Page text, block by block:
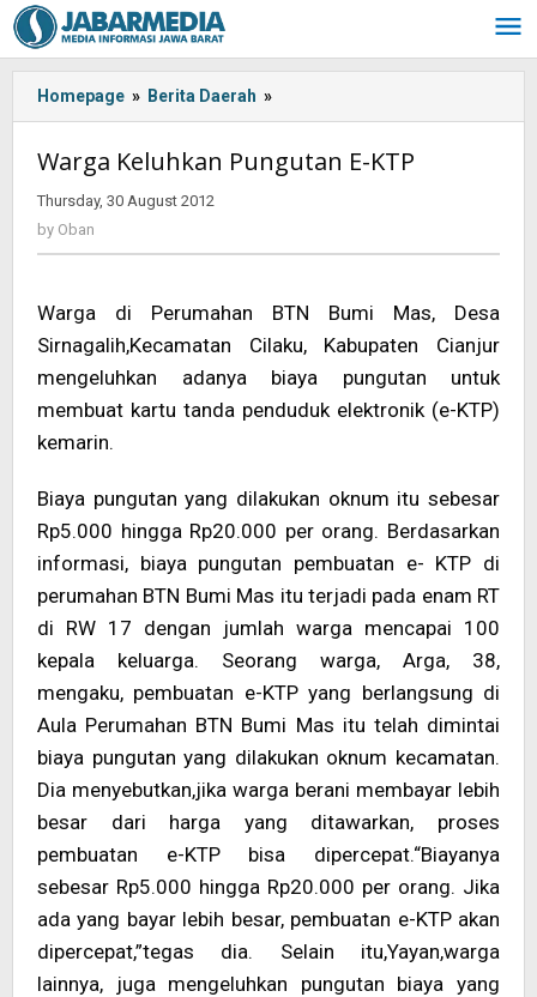
Skip
to
content
Homepage » Berita Daerah »
-:IN-
>Warga
-:-
-
>
Warga Keluhkan Pungutan E-KTP
Thursday, 30 August 2012
by Oban
Warga di Perumahan BTN Bumi Mas, Desa
Sirnagalih,Kecamatan Cilaku, Kabupaten Cianjur
mengeluhkan adanya biaya pungutan untuk
membuat kartu tanda penduduk elektronik (e-KTP)
kemarin.
Biaya pungutan yang dilakukan oknum itu sebesar
Rp5.000 hingga Rp20.000 per orang. Berdasarkan
informasi, biaya pungutan pembuatan e- KTP di
perumahan BTN Bumi Mas itu terjadi pada enam RT
di RW 17 dengan jumlah warga mencapai 100
kepala keluarga. Seorang warga, Arga, 38,
mengaku, pembuatan e-KTP yang berlangsung di
Aula Perumahan BTN Bumi Mas itu telah dimintai
biaya pungutan yang dilakukan oknum kecamatan.
Dia menyebutkan,jika warga berani membayar lebih
besar dari harga yang ditawarkan, proses
pembuatan e-KTP bisa dipercepat.“Biayanya
sebesar Rp5.000 hingga Rp20.000 per orang. Jika
ada yang bayar lebih besar, pembuatan e-KTP akan
dipercepat,”tegas dia. Selain itu,Yayan,warga
lainnya, juga mengeluhkan pungutan biaya yang